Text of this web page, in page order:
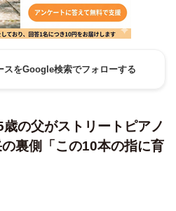
スをGoogle検索でフォローする
の父がストリートピアノ
裏側「この10本の指に育